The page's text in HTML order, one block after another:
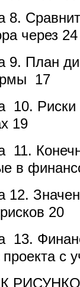
8.
через
9. План
17
10. Риски
19
11.
в
12.
20
13.
с